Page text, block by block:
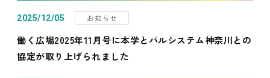
2025/12/05 お知らせ
働く広場2025年11月号に本学とパルシステム神奈川との
協定が取り上げられました